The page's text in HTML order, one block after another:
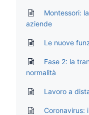
Montessori:
aziende
Le nuove
Fase 2: la
normalità
Lavoro a
Coronavirus: